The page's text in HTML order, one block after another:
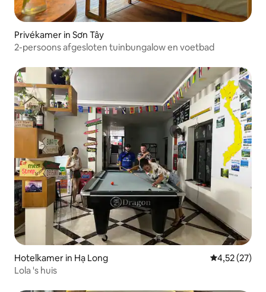
Privékamer in Sơn Tây
2-persoons afgesloten tuinbungalow en voetbad
Hotelkamer in Hạ Long Gemiddelde
4,52 (27)
Lola 's huis